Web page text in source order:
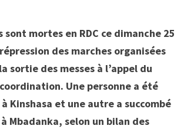
sont mortes en RDC ce dimanche 25
des marches organisées
sortie des messes à l’appel du
Une personne a été
Kinshasa et une autre a succombé
Mbadanka, selon un bilan des